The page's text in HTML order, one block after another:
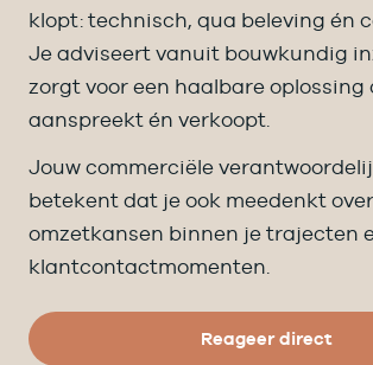
klopt: technisch, qua beleving én
Je adviseert vanuit bouwkundig
zorgt voor een haalbare oplossing
aanspreekt én verkoopt.
Jouw commerciële
betekent dat je ook meedenkt over
omzetkansen binnen je trajecten
klantcontactmomenten.
Reageer direct